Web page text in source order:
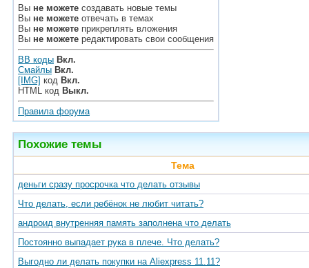
Вы не можете создавать новые темы
Вы не можете отвечать в темах
Вы не можете прикреплять вложения
Вы не можете редактировать свои сообщения
BB коды Вкл.
Смайлы Вкл.
[IMG] код Вкл.
HTML код Выкл.
Правила форума
Похожие темы
Тема
деньги сразу просрочка что делать отзывы
Что делать, если ребёнок не любит читать?
андроид внутренняя память заполнена что делать
Постоянно выпадает рука в плече. Что делать?
Выгодно ли делать покупки на Aliexpress 11.11?